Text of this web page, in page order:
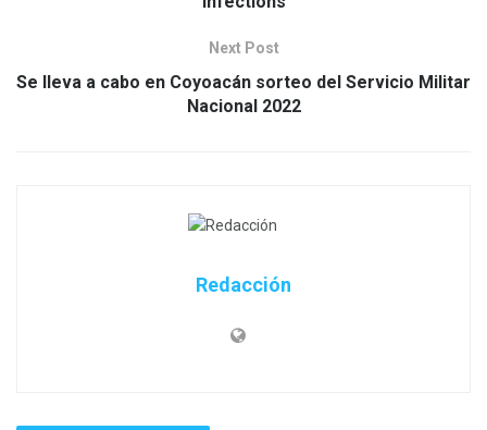
Next Post
Se lleva a cabo en Coyoacán sorteo del Servicio Militar
Nacional 2022
Redacción